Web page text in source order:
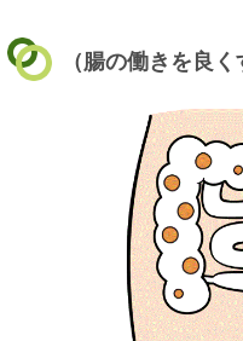
（腸の働きを良